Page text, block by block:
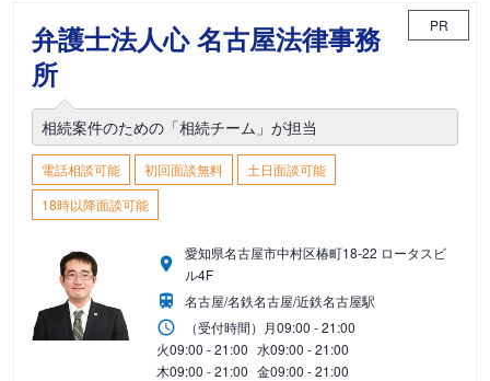
弁護士法人心 名古屋法律事務
所
PR
相続案件のための「相続チーム」が担当
電話相談可能 初回面談無料
土日面談可能
18時以降面談可能
愛知県名古屋市中村区椿町18-22 ロータスビ
ル4F
名古屋/名鉄名古屋/近鉄名古屋駅
（受付時間） 月09:00 - 21:00
火09:00 - 21:00 水09:00 - 21:00
木09:00 - 21:00 金09:00 - 21:00